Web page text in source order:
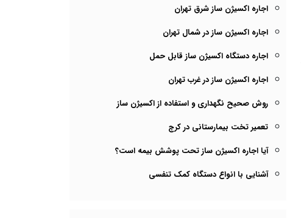
اجاره اکسیژن ‌ساز شرق تهران
اجاره اکسیژن ساز در شمال تهران
اجاره دستگاه اکسیژن ساز قابل حمل
اجاره اکسیژن ساز در غرب تهران
روش صحیح نگهداری و استفاده از اکسیژن ساز
تعمیر تخت بیمارستانی در کرج
آیا اجاره اکسیژن ساز تحت پوشش بیمه است؟
آشنایی با انواع دستگاه کمک تنفسی